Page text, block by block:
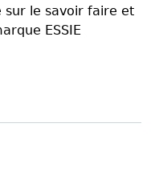
sur le savoir faire et
ESSIE